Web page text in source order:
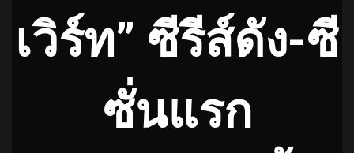
เวิร์ท” ซีรีส์ดัง-ซี
ซั่นแรก